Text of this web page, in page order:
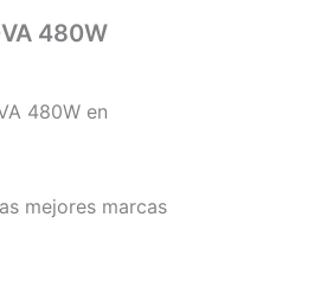
480W
480W en
mejores marcas